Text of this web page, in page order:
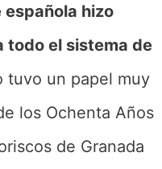
hizo
todo el sistema de
tuvo un papel muy
los Ochenta Años
de Granada